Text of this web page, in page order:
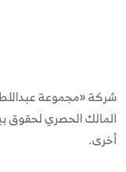
شركة «مجموعة
أخرى.